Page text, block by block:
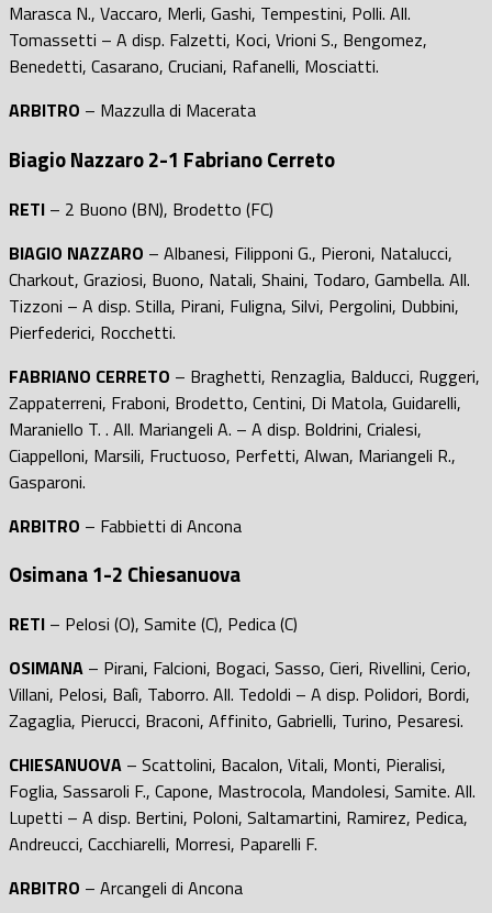
Marasca N., Vaccaro, Merli, Gashi, Tempestini, Polli. All.
Tomassetti – A disp. Falzetti, Koci, Vrioni S., Bengomez,
Benedetti, Casarano, Cruciani, Rafanelli, Mosciatti.
ARBITRO – Mazzulla di Macerata
Biagio Nazzaro 2-1 Fabriano Cerreto
RETI – 2 Buono (BN), Brodetto (FC)
BIAGIO NAZZARO – Albanesi, Filipponi G., Pieroni, Natalucci,
Charkout, Graziosi, Buono, Natali, Shaini, Todaro, Gambella. All.
Tizzoni – A disp. Stilla, Pirani, Fuligna, Silvi, Pergolini, Dubbini,
Pierfederici, Rocchetti.
FABRIANO CERRETO – Braghetti, Renzaglia, Balducci, Ruggeri,
Zappaterreni, Fraboni, Brodetto, Centini, Di Matola, Guidarelli,
Maraniello T. . All. Mariangeli A. – A disp. Boldrini, Crialesi,
Ciappelloni, Marsili, Fructuoso, Perfetti, Alwan, Mariangeli R.,
Gasparoni.
ARBITRO – Fabbietti di Ancona
Osimana 1-2 Chiesanuova
RETI – Pelosi (O), Samite (C), Pedica (C)
OSIMANA – Pirani, Falcioni, Bogaci, Sasso, Cieri, Rivellini, Cerio,
Villani, Pelosi, Balì, Taborro. All. Tedoldi – A disp. Polidori, Bordi,
Zagaglia, Pierucci, Braconi, Affinito, Gabrielli, Turino, Pesaresi.
CHIESANUOVA – Scattolini, Bacalon, Vitali, Monti, Pieralisi,
Foglia, Sassaroli F., Capone, Mastrocola, Mandolesi, Samite. All.
Lupetti – A disp. Bertini, Poloni, Saltamartini, Ramirez, Pedica,
Andreucci, Cacchiarelli, Morresi, Paparelli F.
ARBITRO – Arcangeli di Ancona